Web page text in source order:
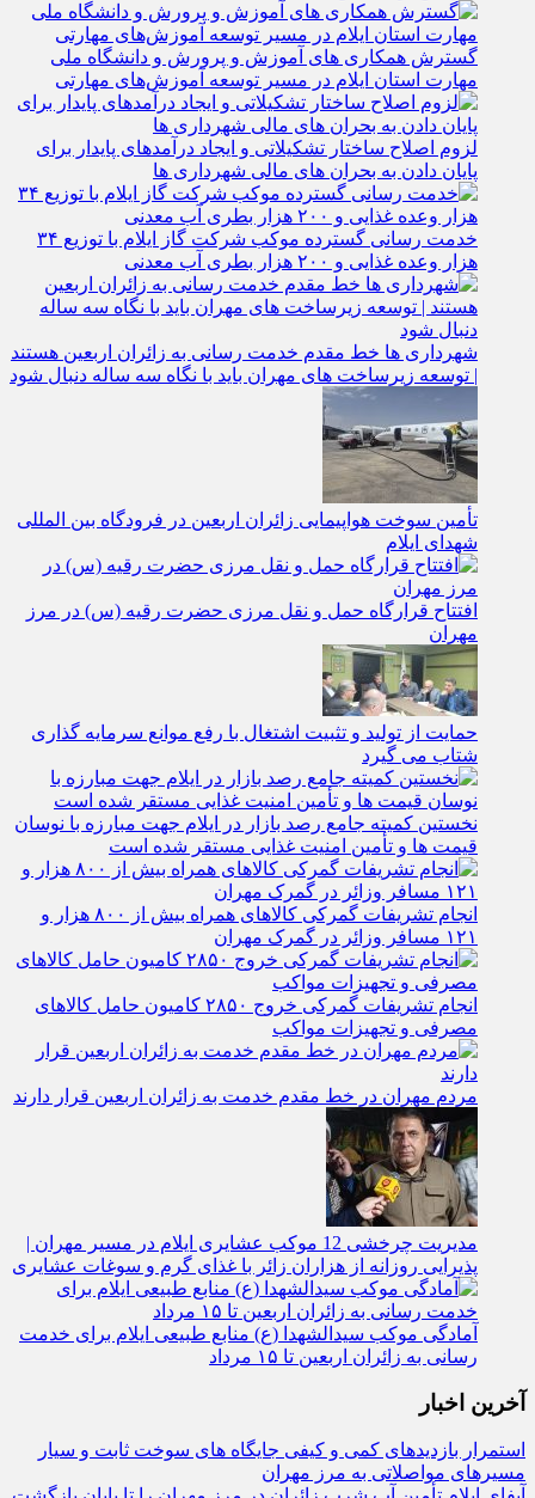
گسترش همکاری‌ های آموزش و پرورش و دانشگاه ملی
مهارت استان ایلام در مسیر توسعه آموزش‌های مهارتی
لزوم اصلاح ساختار تشکیلاتی و ایجاد درآمدهای پایدار برای
پایان دادن به بحران‌ های مالی شهرداری‌ ها
خدمت رسانی گسترده موکب شرکت گاز ایلام با توزیع ۳۴
هزار وعده غذایی و ۲۰۰ هزار بطری آب معدنی
شهرداری‌ ها خط مقدم خدمت ‌رسانی به زائران اربعین هستند
| توسعه زیرساخت ‌های مهران باید با نگاه سه‌ ساله دنبال شود
تأمین سوخت هواپیمایی زائران اربعین در فرودگاه بین المللی
شهدای ایلام
افتتاح قرارگاه حمل‌ و نقل مرزی حضرت رقیه (س) در مرز
مهران
حمایت از تولید و تثبیت اشتغال با رفع موانع سرمایه‌ گذاری
شتاب می‌ گیرد
نخستین کمیته جامع رصد بازار در ایلام جهت مبارزه با نوسان
قیمت‌ ها و تأمین امنیت غذایی مستقر شده است
انجام تشریفات گمرکی کالاهای همراه بیش از ۸۰۰ هزار و
۱۲۱ مسافر وزائر در گمرک مهران
انجام تشریفات گمرکی خروج ۲۸۵۰ کامیون حامل کالاهای
مصرفی و تجهیزات مواکب
مردم مهران در خط مقدم خدمت به زائران اربعین قرار دارند
مدیریت چرخشی 12 موکب‌ عشایری ایلام در مسیر مهران |
پذیرایی روزانه از هزاران زائر با غذای گرم و سوغات عشایری
آمادگی موکب سیدالشهدا (ع) منابع طبیعی ایلام برای خدمت‌
رسانی به زائران اربعین تا ۱۵ مرداد
آخرین اخبار
استمرار بازدیدهای کمی و کیفی جایگاه‌ های سوخت ثابت و سیار
مسیرهای مواصلاتی به مرز مهران